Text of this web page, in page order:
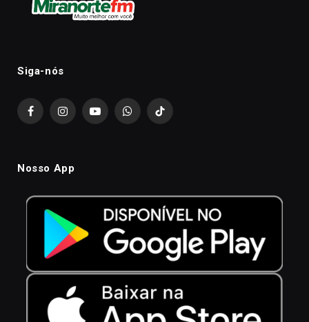
Siga-nós
FacebookInstagramYouTubeWhatsAppTikTok
Nosso App